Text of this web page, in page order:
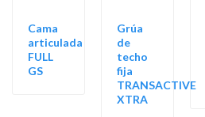
Cama
articulada
FULL
GS
Grúa
de
techo
fija
TRANSACTIVE
XTRA